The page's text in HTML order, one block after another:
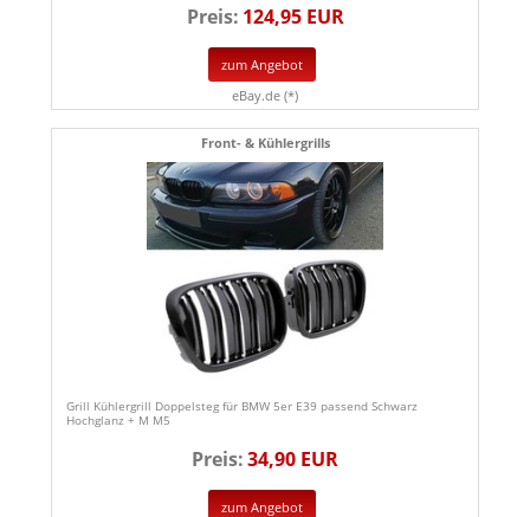
Preis: 124,95 EUR
zum Angebot
eBay.de (*)
Front- & Kühlergrills
Grill Kühlergrill Doppelsteg für BMW 5er E39 passend Schwarz
Hochglanz + M M5
Preis:34,90 EUR
zum Angebot